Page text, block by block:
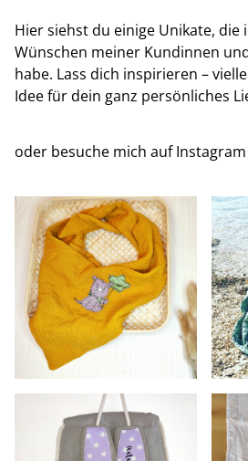
Hier siehst du einige Unikate, die
Wünschen meiner Kundinnen
habe. Lass dich inspirieren –
Idee für dein ganz persönliches
oder besuche mich auf Instagram